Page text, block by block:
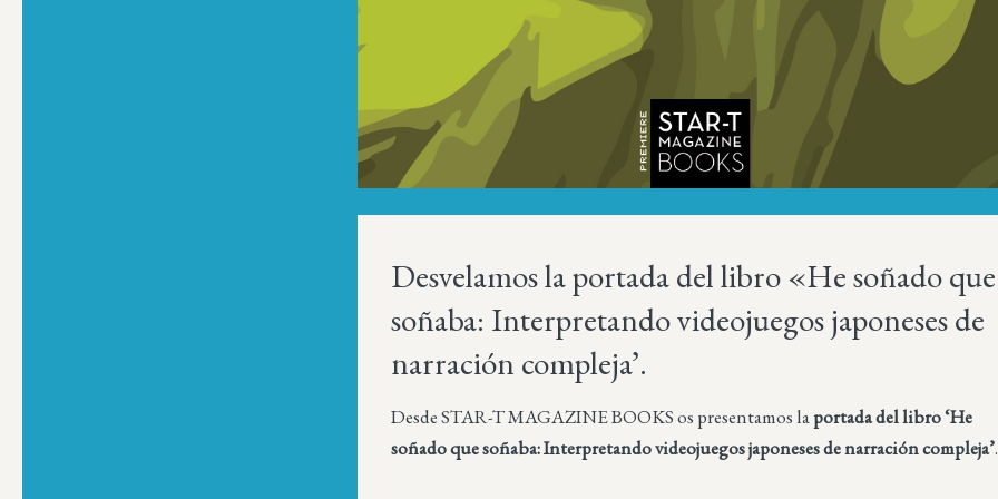
Desvelamos la portada del libro «He soñado que
soñaba: Interpretando videojuegos japoneses de
narración compleja’.
Desde STAR-T MAGAZINE BOOKS os presentamos laportada del libro ‘He
soñado que soñaba: Interpretando videojuegos japoneses de narración compleja’.